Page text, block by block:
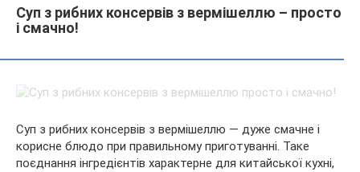
Суп з рибних консервів з вермішеллю – просто
і смачно!
Суп з рибних консервів з вермішеллю — дуже смачне і
корисне блюдо при правильному приготуванні. Таке
поєднання інгредієнтів характерне для китайської кухні,